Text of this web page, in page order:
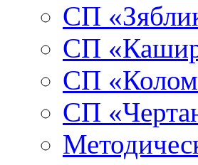
СП
СП
СП
СП